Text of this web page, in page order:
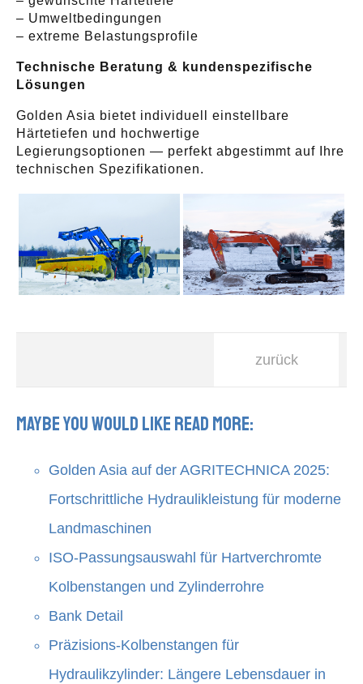
– Umweltbedingungen
– extreme Belastungsprofile
Technische Beratung & kundenspezifische
Lösungen
Golden Asia bietet individuell einstellbare
Härtetiefen und hochwertige
Legierungsoptionen — perfekt abgestimmt auf Ihre
technischen Spezifikationen.
zurück
Maybe you would like read more:
Golden Asia auf der AGRITECHNICA 2025:
Fortschrittliche Hydraulikleistung für moderne
Landmaschinen
ISO-Passungsauswahl für Hartverchromte
Kolbenstangen und Zylinderrohre
Bank Detail
Präzisions-Kolbenstangen für
Hydraulikzylinder: Längere Lebensdauer in